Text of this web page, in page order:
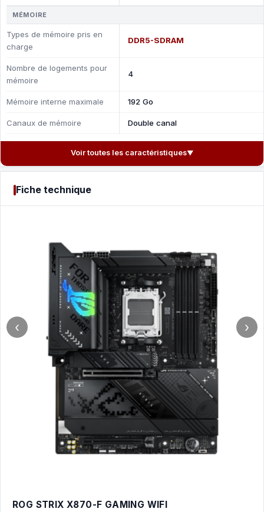
MÉMOIRE
Types de mémoire pris en
charge
DDR5-SDRAM
Nombre de logements pour
mémoire
4
Mémoire interne maximale 192 Go
Canaux de mémoire Double canal
Voir toutes les caractéristiques▼
Fiche technique
ROG STRIX X870-F GAMING WIFI
‹ ›